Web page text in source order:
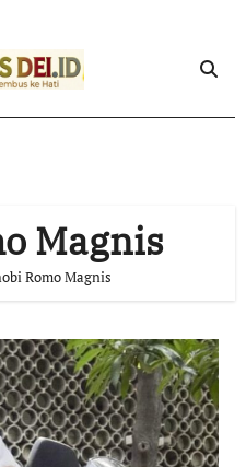
Magnis
Romo Magnis